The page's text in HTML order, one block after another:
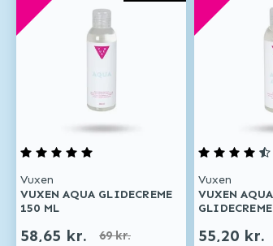
Vuxen
VUXEN AQUA GLIDECREME
150 ML
58,65 kr. 69 kr.
Vuxen
VUXEN
55,20 kr.